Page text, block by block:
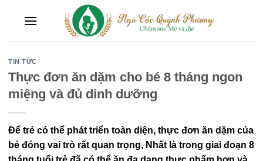
TIN TỨC
Thực đơn ăn dặm cho bé 8 tháng ngon
miệng và đủ dinh dưỡng
Để trẻ có thể phát triển toàn diện, thực đơn ăn dặm của
bé đóng vai trò rất quan trọng, Nhất là trong giai đoạn 8